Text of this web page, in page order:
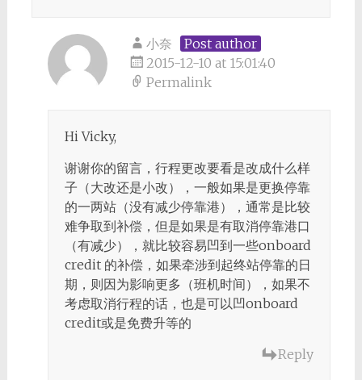
小奈
Post author
2015-12-10 at 15:01:40
Permalink
Hi Vicky,
谢谢你的留言，行程更改要看是改成什么样
子（大改还是小改），一般如果是更换停靠
的一两站（没有减少停靠港），通常是比较
难争取到补偿，但是如果是有取消停靠港口
（有减少），就比较容易凹到一些onboard
credit 的补偿，如果牵涉到起终站停靠的日
期，则因为影响更多（班机时间），如果不
考虑取消行程的话，也是可以凹onboard
credit或是免费升等的
Reply